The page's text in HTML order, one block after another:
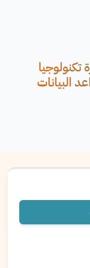
تكنولوجيا
البيانات